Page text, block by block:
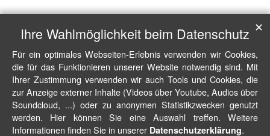
Ihre Wahlmöglichkeit beim Datenschutz
Für ein optimales Webseiten-Erlebnis verwenden wir Cookies,
die für das Funktionieren unserer Website notwendig sind. Mit
Ihrer Zustimmung verwenden wir auch Tools und Cookies, die
zur Anzeige externer Inhalte (Videos über Youtube, Audios über
Soundcloud, ...) oder zu anonymen Statistikzwecken genutzt
werden. Hier können Sie eine Auswahl treffen. Weitere
Informationen finden Sie in unserer Datenschutzerklärung.
✕